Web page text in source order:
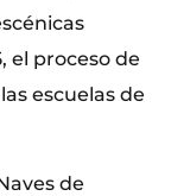
el proceso de
escuelas de
de